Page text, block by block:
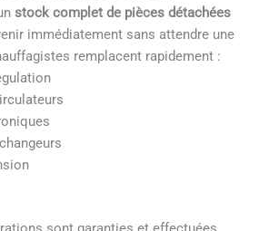
stock complet de pièces détachées
immédiatement sans attendre une
remplacent rapidement :